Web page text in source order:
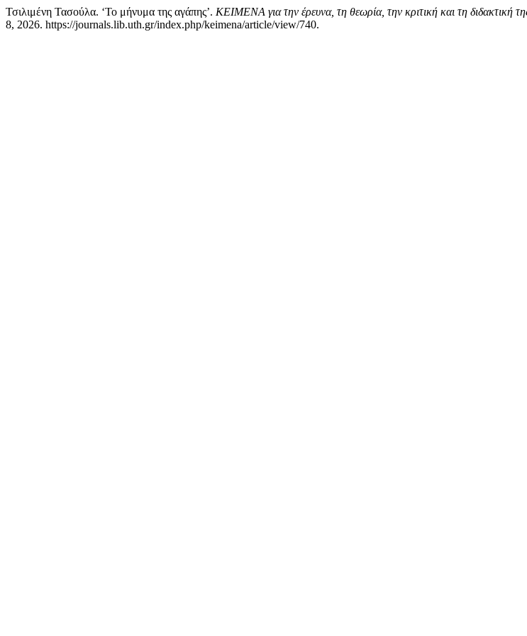
Τσιλιμένη Τασούλα. ‘Το μήνυμα της αγάπης’. ΚΕΙΜΕΝΑ για την έρευνα, τη θεωρία, την κριτική και τη διδακτική
8, 2026. https://journals.lib.uth.gr/index.php/keimena/article/view/740.